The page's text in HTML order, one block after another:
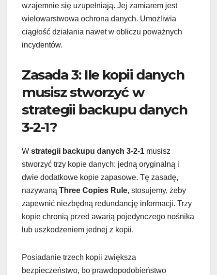
wzajemnie się uzupełniają. Jej zamiarem jest
wielowarstwowa ochrona danych. Umożliwia
ciągłość działania nawet w obliczu poważnych
incydentów.
Zasada 3: Ile kopii danych
musisz stworzyć w
strategii backupu danych
3-2-1?
W strategii backupu danych 3-2-1 musisz
stworzyć trzy kopie danych: jedną oryginalną i
dwie dodatkowe kopie zapasowe. Tę zasadę,
nazywaną Three Copies Rule, stosujemy, żeby
zapewnić niezbędną redundancję informacji. Trzy
kopie chronią przed awarią pojedynczego nośnika
lub uszkodzeniem jednej z kopii.
Posiadanie trzech kopii zwiększa
bezpieczeństwo, bo prawdopodobieństwo